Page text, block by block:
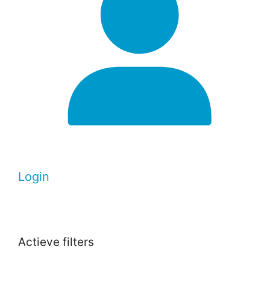
Login
Actieve filters